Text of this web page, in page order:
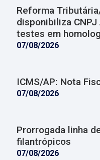
Reforma
disponibiliza
testes em
07/08/2026
ICMS/AP: Nota
07/08/2026
Prorrogada linha
filantrópicos
07/08/2026